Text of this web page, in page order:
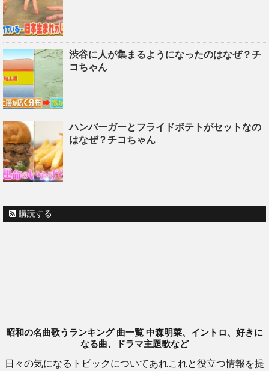
渋谷に人が集まるようになったのはなぜ？チ
コちゃん
ハンバーガーとフライドポテトがセットなの
はなぜ？チコちゃん
購読する
昭和の名曲歌うランキング 曲一覧 中森明菜、イントロ、好きに
なる曲、ドラマ主題歌など
日々の気になるトピックについてあれこれと役立つ情報を提